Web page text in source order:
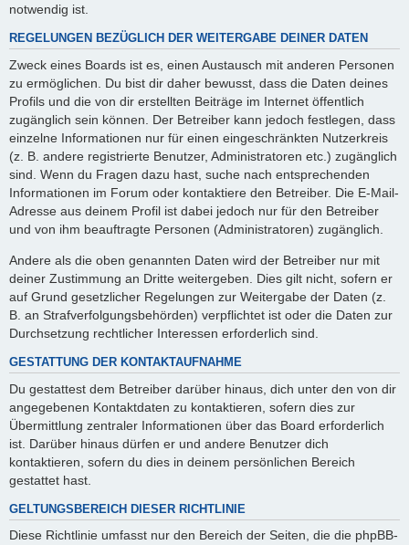
notwendig ist.
REGELUNGEN BEZÜGLICH DER WEITERGABE DEINER DATEN
Zweck eines Boards ist es, einen Austausch mit anderen Personen
zu ermöglichen. Du bist dir daher bewusst, dass die Daten deines
Profils und die von dir erstellten Beiträge im Internet öffentlich
zugänglich sein können. Der Betreiber kann jedoch festlegen, dass
einzelne Informationen nur für einen eingeschränkten Nutzerkreis
(z. B. andere registrierte Benutzer, Administratoren etc.) zugänglich
sind. Wenn du Fragen dazu hast, suche nach entsprechenden
Informationen im Forum oder kontaktiere den Betreiber. Die E-Mail-
Adresse aus deinem Profil ist dabei jedoch nur für den Betreiber
und von ihm beauftragte Personen (Administratoren) zugänglich.
Andere als die oben genannten Daten wird der Betreiber nur mit
deiner Zustimmung an Dritte weitergeben. Dies gilt nicht, sofern er
auf Grund gesetzlicher Regelungen zur Weitergabe der Daten (z.
B. an Strafverfolgungsbehörden) verpflichtet ist oder die Daten zur
Durchsetzung rechtlicher Interessen erforderlich sind.
GESTATTUNG DER KONTAKTAUFNAHME
Du gestattest dem Betreiber darüber hinaus, dich unter den von dir
angegebenen Kontaktdaten zu kontaktieren, sofern dies zur
Übermittlung zentraler Informationen über das Board erforderlich
ist. Darüber hinaus dürfen er und andere Benutzer dich
kontaktieren, sofern du dies in deinem persönlichen Bereich
gestattet hast.
GELTUNGSBEREICH DIESER RICHTLINIE
Diese Richtlinie umfasst nur den Bereich der Seiten, die die phpBB-